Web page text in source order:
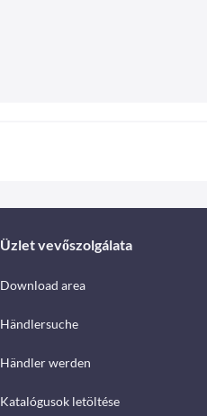
Üzlet vevőszolgálata
Download area
Händlersuche
Händler werden
Katalógusok letöltése